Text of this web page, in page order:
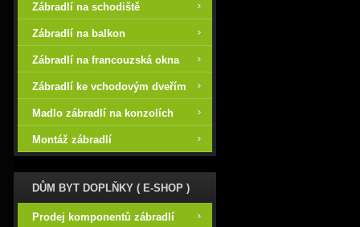
Zábradlí na schodiště
Zábradlí na balkon
Zábradlí na francouzská okna
Zábradlí ke vchodovým dveřím
Madlo zábradlí na konzolích
Montáž zábradlí
DŮM BYT DOPLŇKY ( E-SHOP )
Prodej komponentů zábradlí